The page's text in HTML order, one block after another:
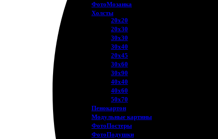
ФотоМозаика
Холсты
20х20
20х30
30х30
30х40
20х45
30х60
30х90
40х40
40х60
50х70
Пенокартон
Модульные картины
ФотоПостеры
ФотоПодушки